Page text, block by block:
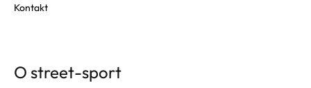
Kontakt
O street-sport